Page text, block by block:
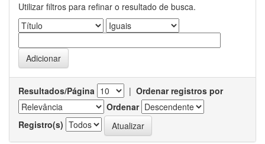
Utilizar filtros para refinar o resultado de busca.
Resultados/Página | Ordenar registros por
Ordenar
Registro(s)